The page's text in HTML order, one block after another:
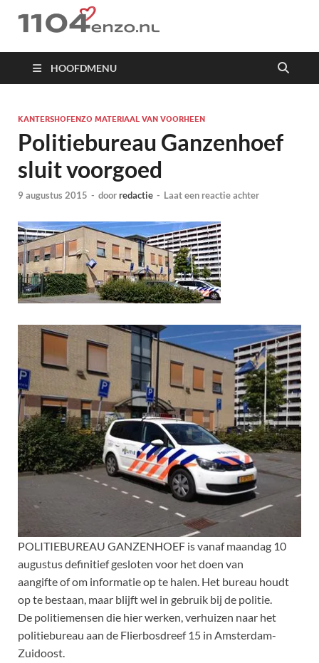
1104 en zo
HOOFDMENU
KANTERSHOFENZO MATERIAAL VAN VOORHEEN
Politiebureau Ganzenhoef
sluit voorgoed
9 augustus 2015 - doorredactie - Laat een reactie achter
POLITIEBUREAU GANZENHOEF is vanaf maandag 10
augustus definitief gesloten voor het doen van
aangifte of om informatie op te halen. Het bureau houdt
op te bestaan, maar blijft wel in gebruik bij de politie.
De politiemensen die hier werken, verhuizen naar het
politiebureau aan de Flierbosdreef 15 in Amsterdam-
Zuidoost.